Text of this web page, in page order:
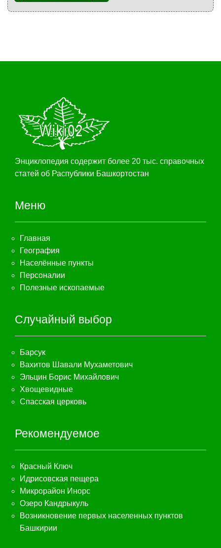
Энциклопедия содержит более 20 тыс. справочных
статей об Распублики Башкортостан
Меню
Главная
География
Населённые пункты
Персоналии
Полезные ископаемые
Случайный выбор
Барсук
Вахитов Шавали Мухаметович
Эльцин Борис Михайлович
Хвощевидные
Спасская церковь
Рекомендуемое
Красный Ключ
Идрисовская пещера
Микрорайон Инорс
Озеро Кандрыкуль
Возникновение первых населенных пунктов
Башкирии